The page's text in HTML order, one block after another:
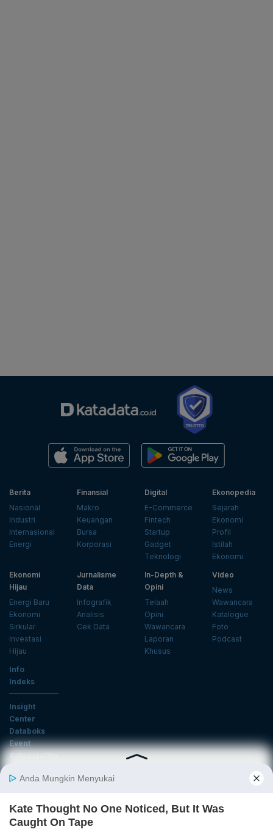
Berita
Nasional
Industri
Internasional
Energi
Finansial
Makro
Keuangan
Bursa
Korporasi
Digital
E-Commerce
Fintech
Startup
Gadget
Teknologi
Ekonopedia
Sejarah
Ekonomi
Profil
Istilah
Ekonomi
Ekonomi
Hijau
Energi Baru
Ekonomi
Sirkular
Investasi
Hijau
Jurnalisme
Data
Infografik
Analisis
Cek Data
In-Depth &
Opini
Telaah
Opini
Wawancara
Laporan
Khusus
Video
News
Wawancara
Katalogue
Foto
Podcast
Info
Indeks
Insight
Center
Databoks
Event
KatadataOto
Email